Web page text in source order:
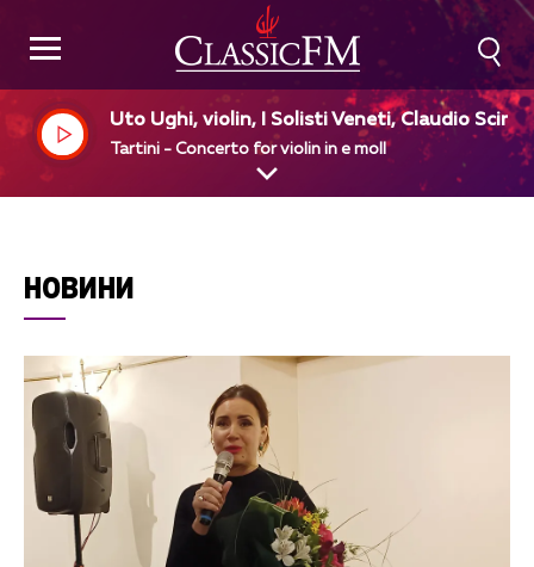
Uto Ughi, violin, I Solisti Veneti, Claudio
e, dir
Tartini - Concerto for violin in e moll
НОВИНИ